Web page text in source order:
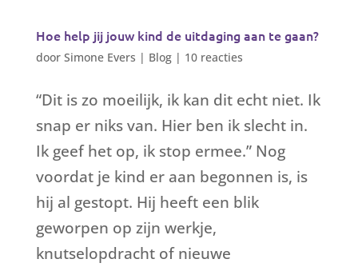
Hoe help jij jouw kind de uitdaging aan te gaan?
door Simone Evers | Blog| 10 reacties
“Dit is zo moeilijk, ik kan dit echt niet. Ik
snap er niks van. Hier ben ik slecht in.
Ik geef het op, ik stop ermee.” Nog
voordat je kind er aan begonnen is, is
hij al gestopt. Hij heeft een blik
geworpen op zijn werkje,
knutselopdracht of nieuwe